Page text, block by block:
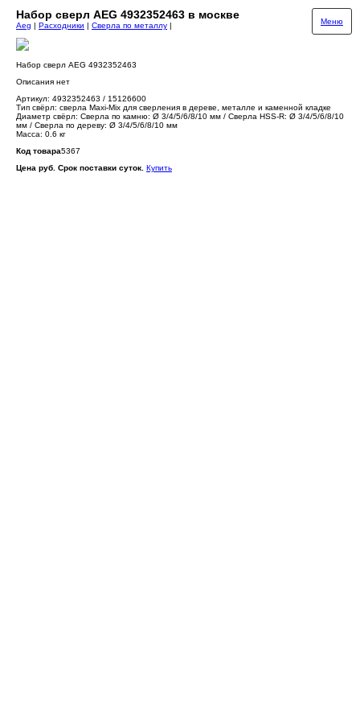
Набор сверл AEG 4932352463 в москве
Меню
Aeg | Расходники | Сверла по металлу |
Набор сверл AEG 4932352463
Описания нет
Артикул: 4932352463 / 15126600
Тип свёрл: сверла Maxi-Mix для сверления в дереве, металле и каменной кладке
Диаметр свёрл: Сверла по камню: Ø 3/4/5/6/8/10 мм / Сверла HSS-R: Ø 3/4/5/6/8/10
мм / Сверла по дереву: Ø 3/4/5/6/8/10 мм
Масса: 0.6 кг
Код товара5367
Цена руб. Срок поставки суток. Купить